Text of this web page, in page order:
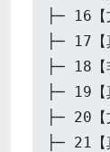
├─ 16【
├─ 17【
├─ 18【
├─ 19【
├─ 20【
├─ 21【